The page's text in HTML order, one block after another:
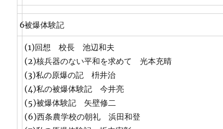
6被爆体験記
(1)回想 校長 池辺和夫
(2)核兵器のない平和を求めて 光本充晴
(3)私の原爆の記 枡井治
(4)私の被爆体験記 今井亮
(5)被爆体験記 矢壁修二
(6)西条農学校の朝礼 浜田和登